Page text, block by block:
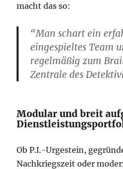
macht das so:
“Man schart ein
eingespieltes Team
regelmäßig zum
Zentrale des
Modular und breit
Ob P.I.-Urgestein,
Nachkriegszeit oder